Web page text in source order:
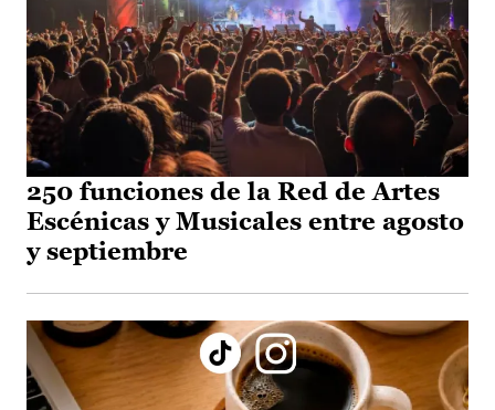
250 funciones de la Red de Artes
Escénicas y Musicales entre agosto
y septiembre